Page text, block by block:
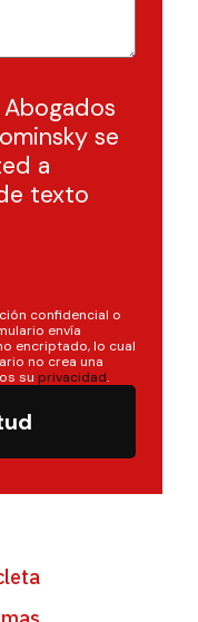
se
a
texto
confidencial o
envía
encriptado, lo cual
no crea una
su privacidad.